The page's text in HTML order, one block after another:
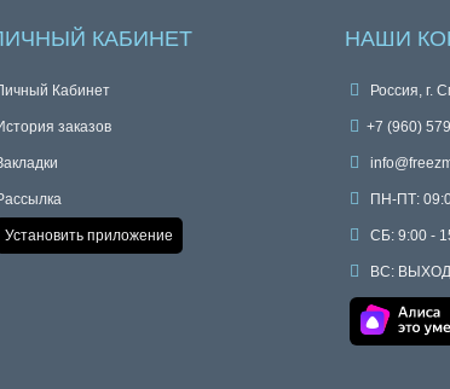
КАБИНЕТ
Кабинет
заказов
Установить приложение
НАШИ
Россия, г.
+7 (960)
ПН-ПТ:
СБ: 9:00 -
ВС: